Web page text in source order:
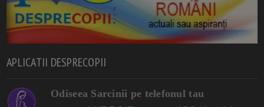
APLICATII DESPRECOPII
Odiseea Sarcinii pe telefonul tau